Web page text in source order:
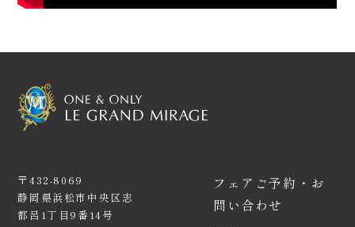
〒432-8069
静岡県浜松市中央区志
都呂1丁目9番14号
フェアご予約・お
問い合わせ